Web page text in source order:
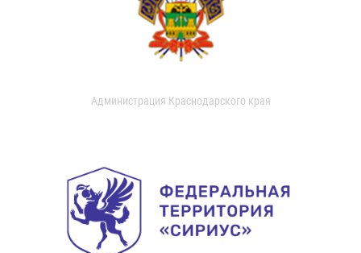
Администрация Краснодарского края